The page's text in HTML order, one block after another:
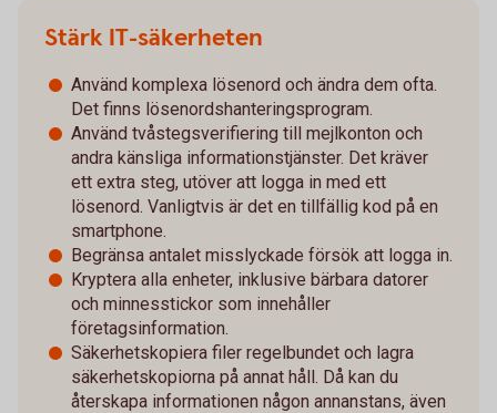
Stärk IT-säkerheten
Använd komplexa lösenord och ändra dem ofta.
Det finns lösenordshanteringsprogram.
Använd tvåstegsverifiering till mejlkonton och
andra känsliga informationstjänster. Det kräver
ett extra steg, utöver att logga in med ett
lösenord. Vanligtvis är det en tillfällig kod på en
smartphone.
Begränsa antalet misslyckade försök att logga in.
Kryptera alla enheter, inklusive bärbara datorer
och minnesstickor som innehåller
företagsinformation.
Säkerhetskopiera filer regelbundet och lagra
säkerhetskopiorna på annat håll. Då kan du
återskapa informationen någon annanstans, även